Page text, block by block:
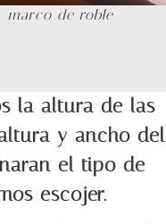
marco de roble
la altura de las
y ancho del
el tipo de
escojer.